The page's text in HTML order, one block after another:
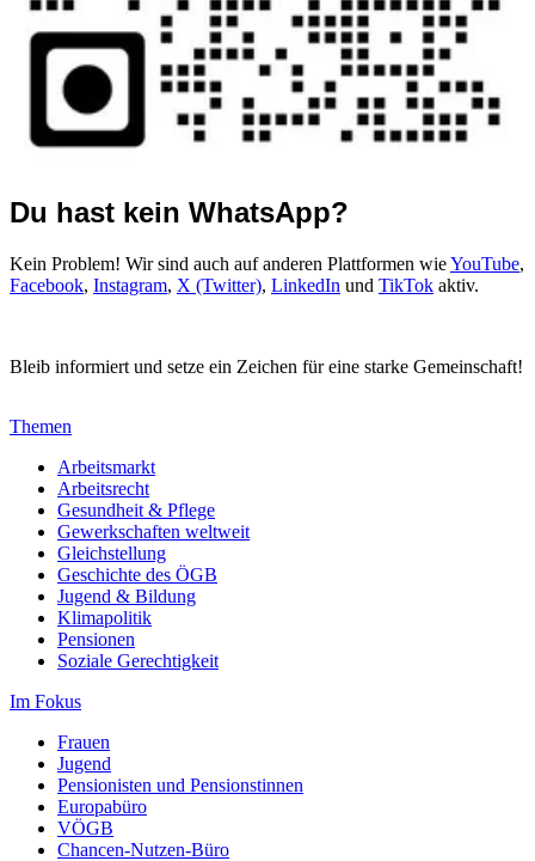
Du hast kein WhatsApp?
Kein Problem! Wir sind auch auf anderen Plattformen wieYouTube,
Facebook, Instagram, X (Twitter), LinkedIn und TikTok aktiv.
Bleib informiert und setze ein Zeichen für eine starke Gemeinschaft!
Themen
Arbeitsmarkt
Arbeitsrecht
Gesundheit & Pflege
Gewerkschaften weltweit
Gleichstellung
Geschichte des ÖGB
Jugend & Bildung
Klimapolitik
Pensionen
Soziale Gerechtigkeit
Im Fokus
Frauen
Jugend
Pensionisten und Pensionstinnen
Europabüro
VÖGB
Chancen-Nutzen-Büro